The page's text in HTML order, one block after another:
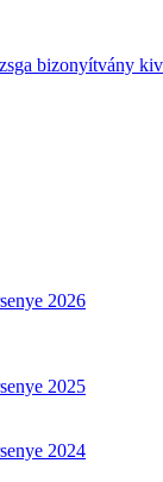
bizonyítvány
2026
2025
2024